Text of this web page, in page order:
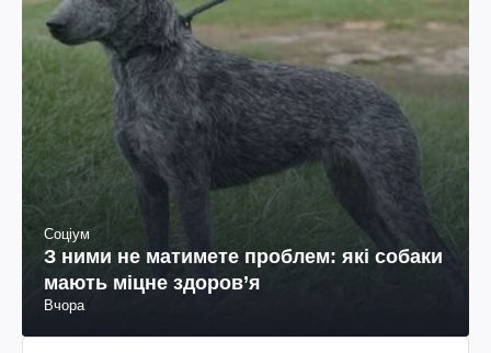
Соціум
З ними не матимете проблем: які собаки
мають міцне здоров’я
Вчора